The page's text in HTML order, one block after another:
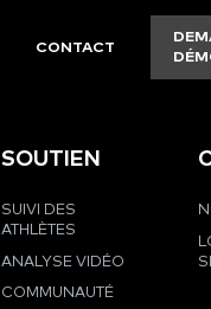
CONTACT
SOUTIEN
SUIVI DES
ATHLÈTES
ANALYSE VIDÉO
COMMUNAUTÉ